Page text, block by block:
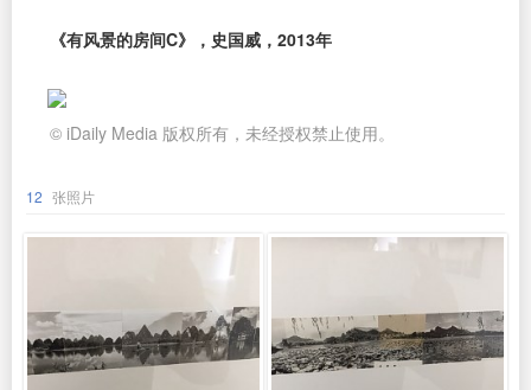
《有风景的房间C》，史国威，2013年
© iDaily Media 版权所有，未经授权禁止使用。
12 张照片